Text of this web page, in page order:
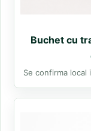
Buchet cu
Se confirma local